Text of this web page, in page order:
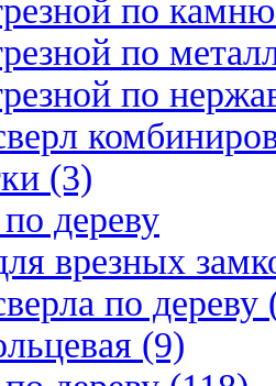
по
по
по
(3)
дереву
врезных
по дереву
(9)